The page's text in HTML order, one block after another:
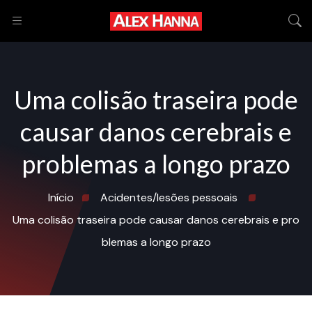
Uma colisão traseira pode
causar danos cerebrais e
problemas a longo prazo
Início
Acidentes/lesões pessoais
Uma colisão traseira pode causar danos cerebrais e pro
blemas a longo prazo